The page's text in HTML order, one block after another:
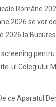
Române
2026 se vor
2026 la
pentru
ul Colegiului
ce Aparatul